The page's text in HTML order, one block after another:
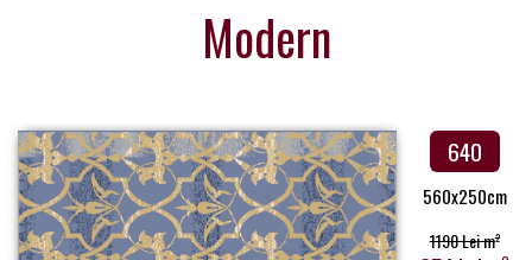
Modern
640
560x250cm
1190 Lei m2